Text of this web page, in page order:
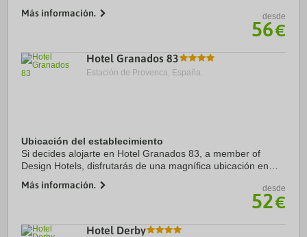
Casa Milà y Paseo de Gracia. ...
Más información. desde
56€
Hotel Granados 83
Estación de Provenca, España.
Ubicación del establecimiento
Si decides alojarte en Hotel Granados 83, a member of
Design Hotels, disfrutarás de una magnífica ubicación en
Milà y Paseo de Gracia. Además, ...
Más información. desde
52€
Hotel Derby